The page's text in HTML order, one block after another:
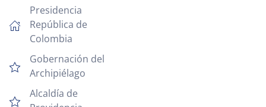
Presidencia
República de
Colombia
Gobernación del
Archipiélago
Alcaldía de